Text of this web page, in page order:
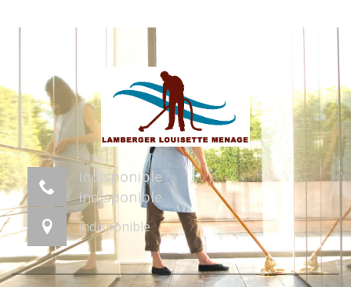
indisponible
indisponible
indisponible